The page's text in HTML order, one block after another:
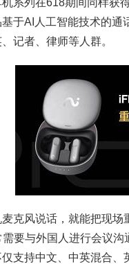
列在618期间同样获
于AI人工智能技术的
记者、律师等人群。
风说话，就能把现场
要与外国人进行会议
支持中文、中英混合